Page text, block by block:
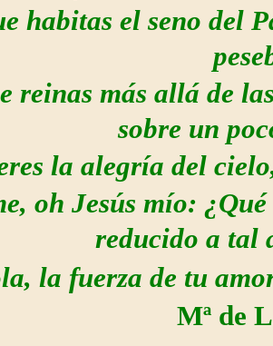
habitas el seno del
reinas más allá de
sobre un
la alegría del
oh Jesús mío:
reducido a tal
la fuerza de tu
Mª de